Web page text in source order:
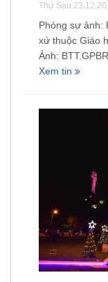
Thứ Sáu
Phóng sự ảnh:
xứ thuộc Giáo
Ảnh:
Xem tin